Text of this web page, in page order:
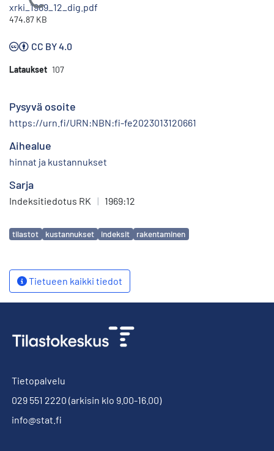
Ladataan...
xrki_1969_12_dig.pdf
474.87 KB
CC BY 4.0
Lataukset 107
Pysyvä osoite
https://urn.fi/URN:NBN:fi-fe2023013120661
Aihealue
hinnat ja kustannukset
Sarja
Indeksitiedotus RK | 1969:12
Avainsanat
tilastot kustannukset indeksit rakentaminen
Tietueen kaikki tiedot
Tietopalvelu
029 551 2220 (arkisin klo 9.00-16.00)
info@stat.fi